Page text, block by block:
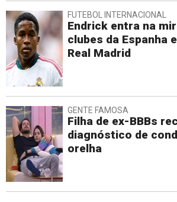
FUTEBOL INTERNACIONAL
Endrick entra na
clubes da Espanha
Real Madrid
GENTE FAMOSA
Filha de ex-BBBs
diagnóstico de
orelha